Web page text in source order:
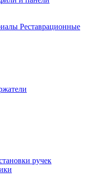
Реставрационные
ручек